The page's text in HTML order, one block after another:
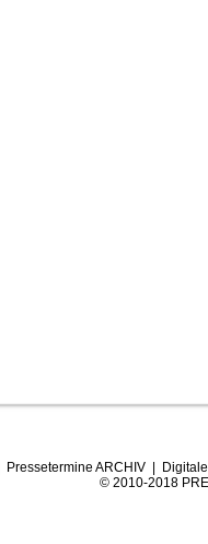
Pressetermine ARCHIV|
© 2010-2018